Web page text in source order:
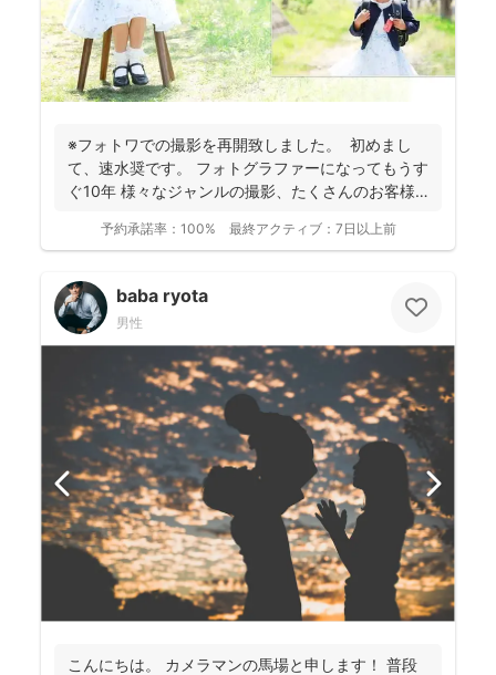
※フォトワでの撮影を再開致しました。 初めまし
て、速水奨です。 フォトグラファーになってもうす
ぐ10年 様々なジャンルの撮影、たくさんのお客様
予約承諾率： 100% 最終アクティブ： 7日以上前
baba ryota
男性
こんにちは。 カメラマンの馬場と申します！ 普段